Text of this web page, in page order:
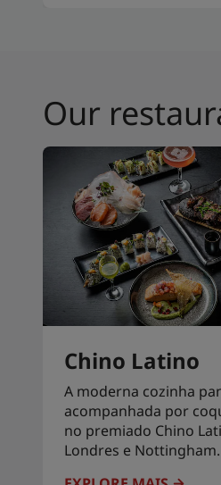
Our
Chino Latino
A moderna cozinha
acompanhada por
no premiado Chino
Londres e Nottingham.